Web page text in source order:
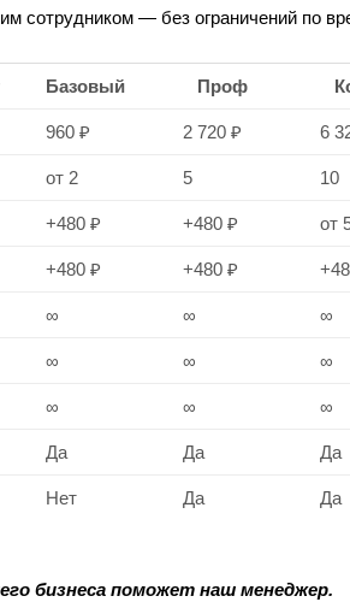
сотрудником — без ограничений по
Базовый Проф
960 ₽ 2 720 ₽ 6
от 2 5 10
+480 ₽ +480 ₽ от
+480 ₽ +480 ₽
∞ ∞ ∞
∞ ∞ ∞
∞ ∞ ∞
Да Да Да
Нет Да Да
бизнеса поможет наш менеджер.